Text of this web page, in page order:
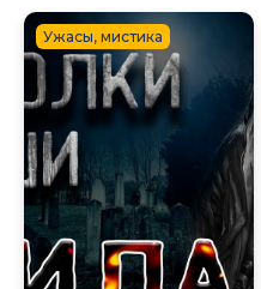
Ужасы, мистика